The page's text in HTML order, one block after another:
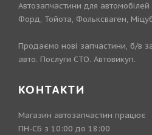
Автозапчастини для автомобілей
Форд, Тойота, Фольксваген,
Продаємо нові запчастини, б/в
авто. Послуги СТО. Автовикуп.
КОНТАКТИ
Магазин автозапчастин працює
ПН-СБ з 10:00 до 18:00